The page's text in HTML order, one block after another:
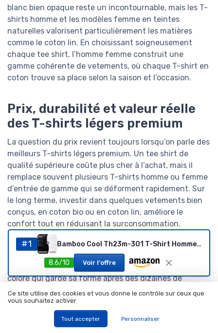
blanc bien opaque reste un incontournable, mais les T-
shirts homme et les modèles femme en teintes
naturelles valorisent particulièrement les matières
comme le coton lin. En choisissant soigneusement
chaque tee shirt, l’homme femme construit une
gamme cohérente de vetements, où chaque T-shirt en
coton trouve sa place selon la saison et l’occasion.
Prix, durabilité et valeur réelle
des T-shirts légers premium
La question du prix revient toujours lorsqu’on parle des
meilleurs T-shirts légers premium. Un tee shirt de
qualité supérieure coûte plus cher à l’achat, mais il
remplace souvent plusieurs T-shirts homme ou femme
d’entrée de gamme qui se déforment rapidement. Sur
le long terme, investir dans quelques vetements bien
conçus, en coton bio ou en coton lin, améliore le
confort tout en réduisant la surconsommation.
Pour évaluer la valeur réelle d’un T-shirt en coton, il
faut regarder la tenue du tricot, la stabilité du col et la
résistance des coutures. Un T-shirt blanc ou un tee
coloré qui garde sa forme après des dizaines de
lavages offre un meilleur rapport qualité prix qu’un
modèle bon marché acheté en soldes. Les marques de
T-shirts transparentes sur l’origine des T-shirts
fabriqués, la densité du jersey et la composition exacte
#1 Bamboo Cool Th23m-301 T-Shirt Homme (Lot de 3) M Noir
8.6/10 Voir l'offre
Ce site utilise des cookies et vous donne le contrôle sur ceux que
vous souhaitez activer
Tout accepter Personnaliser